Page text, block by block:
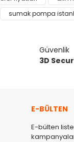
sumak pompa
Güvenlik
3D
E-BÜLTEN
E-bülten